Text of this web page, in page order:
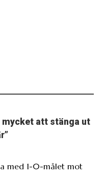
mycket att stänga ut
med 1-0-målet mot